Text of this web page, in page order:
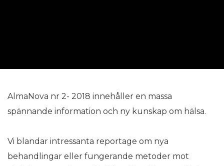
AlmaNova nr 2- 2018 innehåller en massa
spännande information och ny kunskap om hälsa.
Vi blandar intressanta reportage om nya
behandlingar eller fungerande metoder mot